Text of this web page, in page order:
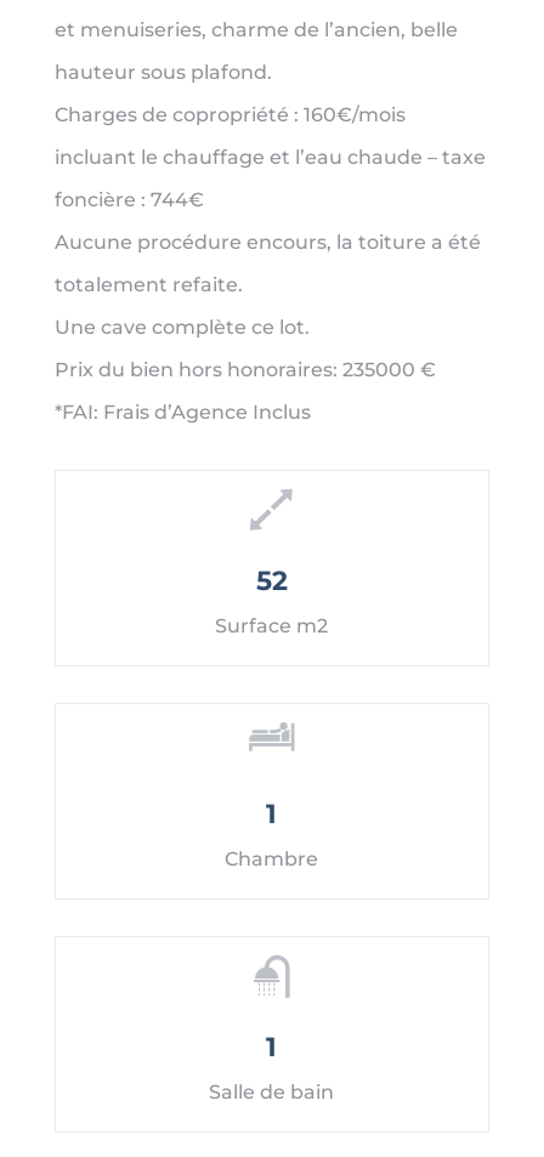
et menuiseries, charme de l’ancien, belle
hauteur sous plafond.
Charges de copropriété : 160€/mois
incluant le chauffage et l’eau chaude – taxe
foncière : 744€
Aucune procédure encours, la toiture a été
totalement refaite.
Une cave complète ce lot.
Prix du bien hors honoraires: 235000 €
*FAI: Frais d’Agence Inclus
52
Surface m2
1
Chambre
1
Salle de bain